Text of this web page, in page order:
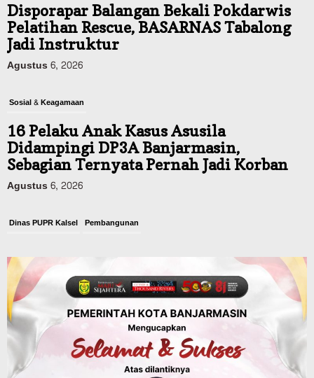
Disporapar Balangan Bekali Pokdarwis
Pelatihan Rescue, BASARNAS Tabalong
Jadi Instruktur
Agustus 6, 2026
Sosial & Keagamaan
16 Pelaku Anak Kasus Asusila
Didampingi DP3A Banjarmasin,
Sebagian Ternyata Pernah Jadi Korban
Agustus 6, 2026
Dinas PUPR Kalsel Pembangunan
Pemerintah Janji Tingkatkan Fasilitas
Keselamatan Jalan Alternatif
Banjarbaru–Batulicin
Agustus 6, 2026
Dinas Kehutanan Kalsel